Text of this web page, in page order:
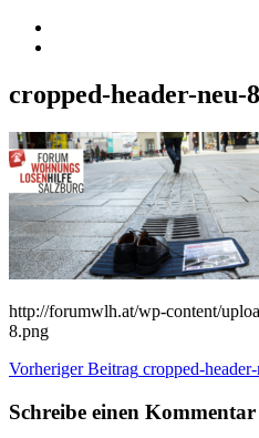
cropped-header-neu-
http://forumwlh.at/wp-content/
8.png
Beitragsnavigation
Vorheriger Beitrag cropped-
Schreibe einen Kommentar